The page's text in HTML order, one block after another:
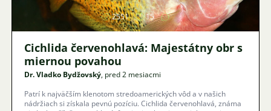
2551 15
Cichlida červenohlavá: Majestátny obr s
miernou povahou
Dr. Vladko Bydžovský, pred 2 mesiacmi
Patrí k najväčším klenotom stredoamerických vôd a v našich
nádržiach si získala pevnú pozíciu. Cichlida červenohlavá, známa